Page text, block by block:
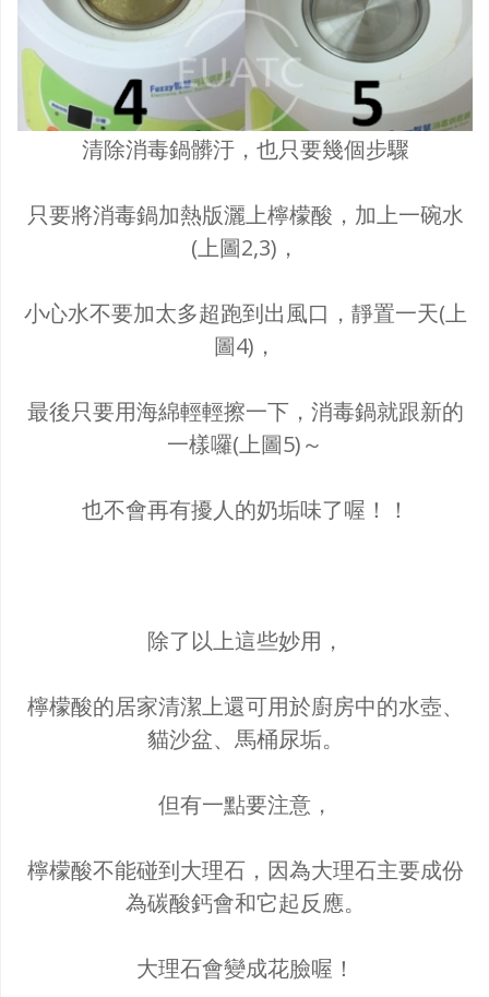
清除消毒鍋髒汙，也只要幾個步驟
只要將消毒鍋加熱版灑上檸檬酸，加上一碗水
(上圖2,3)，
小心水不要加太多超跑到出風口，靜置一天(上
圖4)，
最後只要用海綿輕輕擦一下，消毒鍋就跟新的
一樣囉(上圖5)～
也不會再有擾人的奶垢味了喔！！
除了以上這些妙用，
檸檬酸的居家清潔上還可用於廚房中的水壺、
貓沙盆、馬桶尿垢。
但有一點要注意，
檸檬酸不能碰到大理石，因為大理石主要成份
為碳酸鈣會和它起反應。
大理石會變成花臉喔！